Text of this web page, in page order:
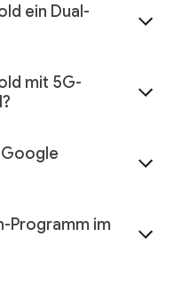
ein Dual-
mit 5G-
Programm im